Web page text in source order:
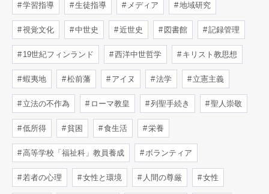
学習指導 生徒指導 メディア 地域研究
視覚文化 中世史 近世史 図書館 記録管理
19世紀フィンランド 西洋中世哲学 キリスト教思想
蝦夷地 松前藩 アイヌ 法学 立憲主義
立法の不作為 ローマ教皇 列聖手続き 聖人崇敬
低所得 貧困 食生活 栄養
高等学校「福祉科」教員養成 ボランティア
若者の心理 女性と環境 人間の尊厳 女性